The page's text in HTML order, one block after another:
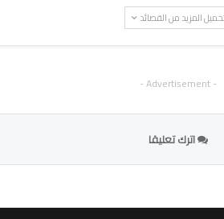
المزيد من القصائد
- Advertisement -
اترك تعليقا